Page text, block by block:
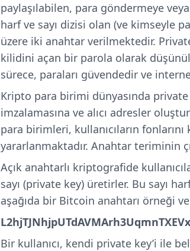
paylaşılabilen, para göndermeye
harf ve sayı dizisi olan (ve kimseyle
üzere iki anahtar verilmektedir.
kilidini açan bir parola olarak
sürece, paraları güvendedir ve
Kripto para birimi dünyasında
imzalamasına ve alıcı adresler
para birimleri, kullanıcıların
yararlanmaktadır. Anahtar teriminin
Açık anahtarlı kriptografide
sayı (private key) üretirler. Bu sayı
aşağıda bir Bitcoin anahtarı örneği
Bir kullanıcı, kendi private key’i ile